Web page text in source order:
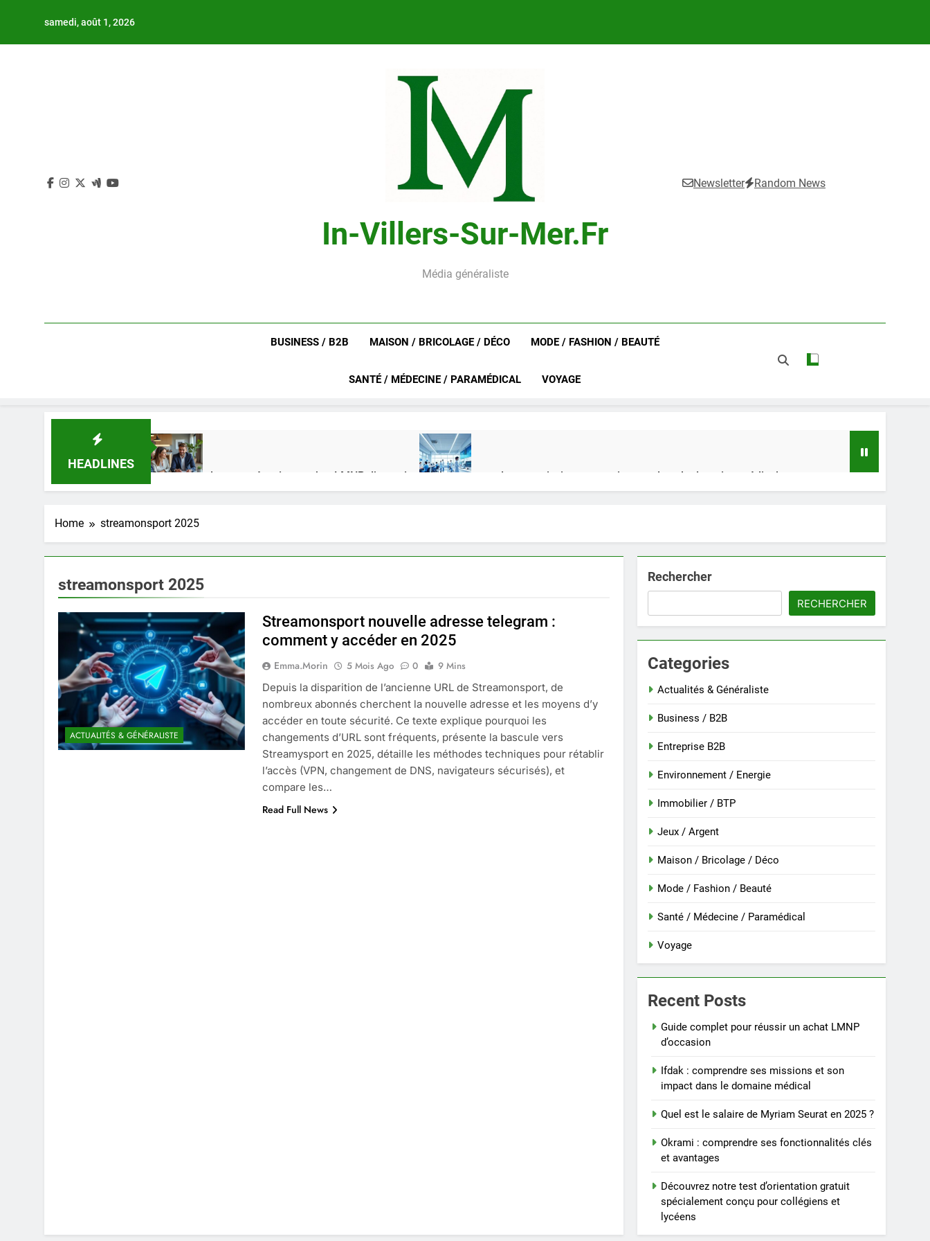
samedi, août 1, 2026
In-Villers-Sur-Mer.fr
Média généraliste
Newsletter Random News
BUSINESS / B2B MAISON / BRICOLAGE / DÉCO MODE / FASHION / BEAUTÉ
SANTÉ / MÉDECINE / PARAMÉDICAL VOYAGE
HEADLINES
Guide complet pour réussir un achat LMNP d’occasion
1 Semaine Ago
Ifdak : comprendre ses missions et son impact dans le domaine médical
4 Mois Ago
Quel est le salaire de Myriam Seurat en 2025 ?
4 Mois Ago
Okrami : comprendre ses fonctionnalités clés et avantages
4 Mois Ago
Découvrez notre test d’orientation gratuit spécialement conçu pour collégiens et lycéens
4 Mois Ago
Liste complète des marques rezoactif.com à connaître en 2025
4 Mois Ago 5 Mois Ago
Quels sont les inconvénients de l’eucalyptus gunnii pour votre jardin
À partir de quel montant la CAF porte plainte : comprendre les seuils à connaître
Home streamonsport 2025
streamonsport 2025
ACTUALITÉS & GÉNÉRALISTE
Streamonsport nouvelle adresse telegram :
comment y accéder en 2025
Emma.Morin 5 Mois Ago 0
9 Mins
Depuis la disparition de l’ancienne URL de Streamonsport, de
nombreux abonnés cherchent la nouvelle adresse et les moyens d’y
accéder en toute sécurité. Ce texte explique pourquoi les
changements d’URL sont fréquents, présente la bascule vers
Streamysport en 2025, détaille les méthodes techniques pour rétablir
l’accès (VPN, changement de DNS, navigateurs sécurisés), et
compare les…
Read Full News
Rechercher
RECHERCHER
Categories
Actualités & Généraliste
Business / B2B
Entreprise B2B
Environnement / Energie
Immobilier / BTP
Jeux / Argent
Maison / Bricolage / Déco
Mode / Fashion / Beauté
Santé / Médecine / Paramédical
Voyage
Recent Posts
Guide complet pour réussir un achat LMNP
d’occasion
Ifdak : comprendre ses missions et son
impact dans le domaine médical
Quel est le salaire de Myriam Seurat en 2025 ?
Okrami : comprendre ses fonctionnalités clés
et avantages
Découvrez notre test d’orientation gratuit
spécialement conçu pour collégiens et
lycéens